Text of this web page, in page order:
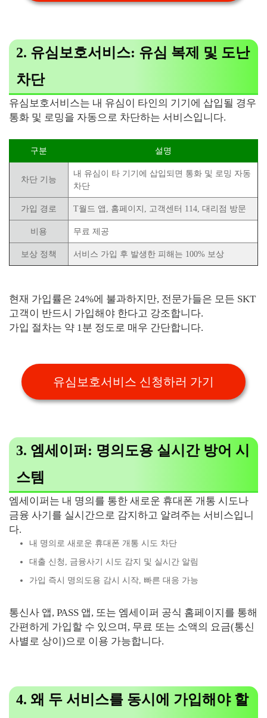
2. 유심보호서비스: 유심 복제 및 도난
차단
유심보호서비스는 내 유심이 타인의 기기에 삽입될 경우
통화 및 로밍을 자동으로 차단하는 서비스입니다.
구분 설명
차단 기능
내 유심이 타 기기에 삽입되면 통화 및 로밍 자동
차단
가입 경로 T월드 앱, 홈페이지, 고객센터 114, 대리점 방문
비용 무료 제공
보상 정책 서비스 가입 후 발생한 피해는 100% 보상
현재 가입률은 24%에 불과하지만, 전문가들은 모든 SKT
고객이 반드시 가입해야 한다고 강조합니다.
가입 절차는 약 1분 정도로 매우 간단합니다.
유심보호서비스 신청하러 가기
3. 엠세이퍼: 명의도용 실시간 방어 시
스템
엠세이퍼는 내 명의를 통한 새로운 휴대폰 개통 시도나
금융 사기를 실시간으로 감지하고 알려주는 서비스입니
다.
내 명의로 새로운 휴대폰 개통 시도 차단
대출 신청, 금융사기 시도 감지 및 실시간 알림
가입 즉시 명의도용 감시 시작, 빠른 대응 가능
통신사 앱, PASS 앱, 또는 엠세이퍼 공식 홈페이지를 통해
간편하게 가입할 수 있으며, 무료 또는 소액의 요금(통신
사별로 상이)으로 이용 가능합니다.
4. 왜 두 서비스를 동시에 가입해야 할